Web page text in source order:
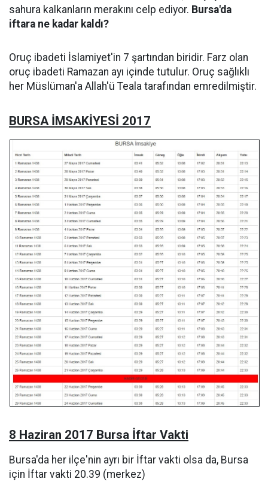
sahura kalkanların merakını celp ediyor. Bursa'da
iftara ne kadar kaldı?
Oruç ibadeti İslamiyet'in 7 şartından biridir. Farz olan
oruç ibadeti Ramazan ayı içinde tutulur. Oruç sağlıklı
her Müslüman'a Allah'ü Teala tarafından emredilmiştir.
BURSA İMSAKİYESİ 2017
8 Haziran 2017 Bursa İftar Vakti
Bursa'da her ilçe'nin ayrı bir İftar vakti olsa da, Bursa
için İftar vakti 20.39 (merkez)